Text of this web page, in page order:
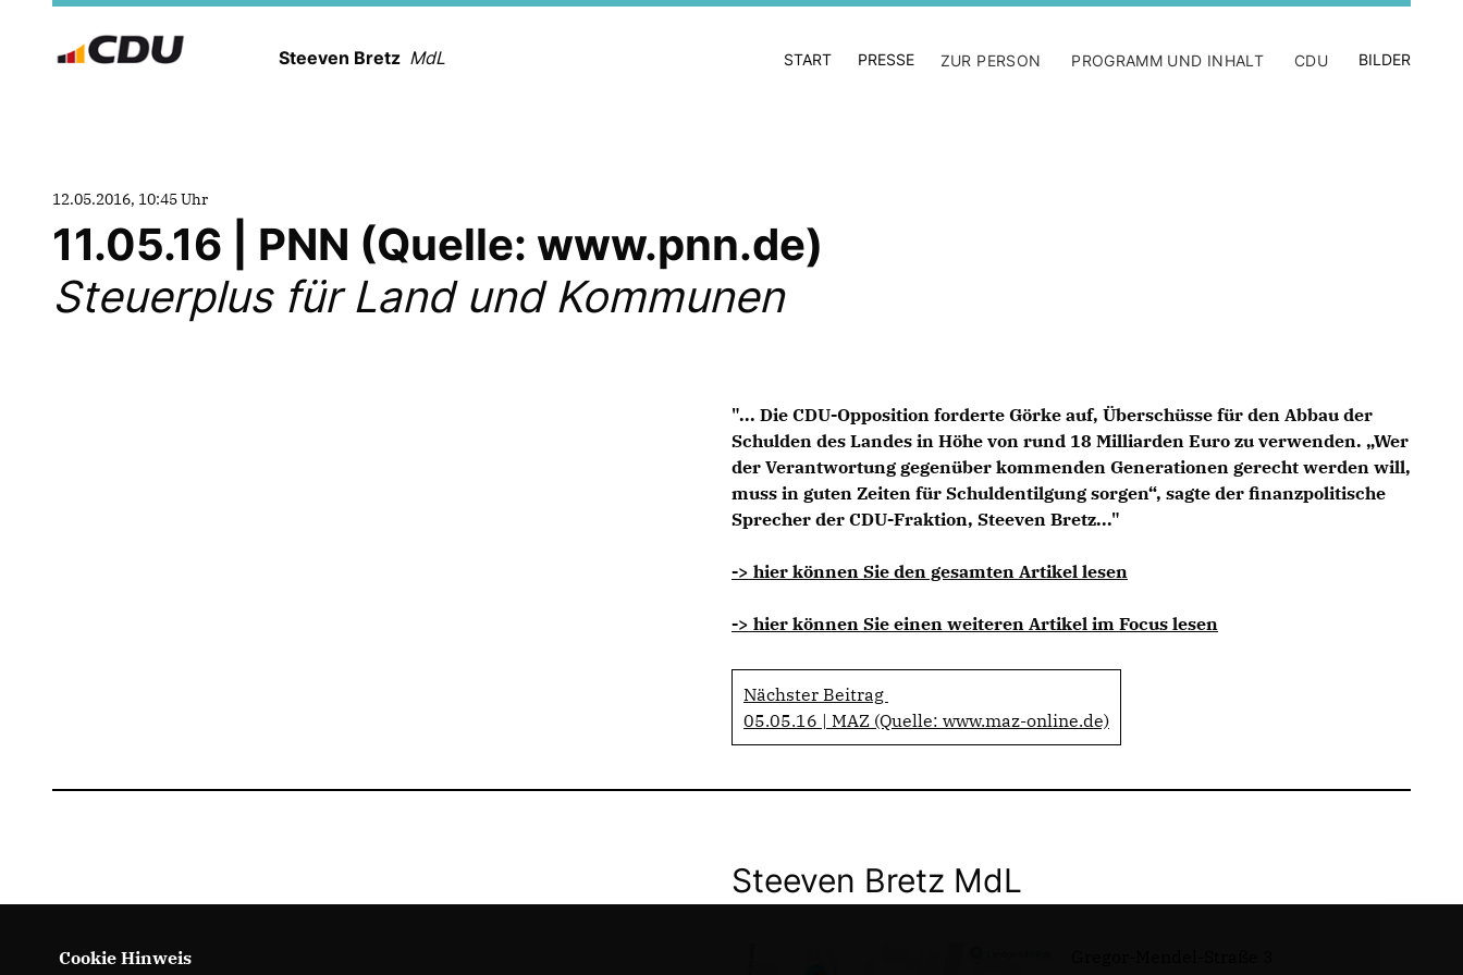
Steeven Bretz MdL START PRESSE ZUR PERSON PROGRAMM UND INHALT CDU BILDER
12.05.2016, 10:45 Uhr
11.05.16 | PNN (Quelle: www.pnn.de)
Steuerplus für Land und Kommunen
"... Die CDU-Opposition forderte Görke auf, Überschüsse für den Abbau der
Schulden des Landes in Höhe von rund 18 Milliarden Euro zu verwenden. „Wer
der Verantwortung gegenüber kommenden Generationen gerecht werden will,
muss in guten Zeiten für Schuldentilgung sorgen“, sagte der finanzpolitische
Sprecher der CDU-Fraktion, Steeven Bretz..."
-> hier können Sie den gesamten Artikel lesen
-> hier können Sie einen weiteren Artikel im Focus lesen
Nächster Beitrag
05.05.16 | MAZ (Quelle: www.maz-online.de)
Steeven Bretz MdL
Cookie Hinweis